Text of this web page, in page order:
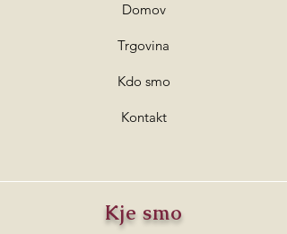
Domov
Trgovina
Kdo smo
Kontakt
Kje smo